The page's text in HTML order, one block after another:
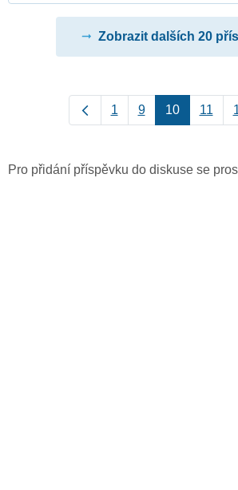
Zobrazit dalších 20
1 9 10 11
Pro přidání příspěvku do diskuse se